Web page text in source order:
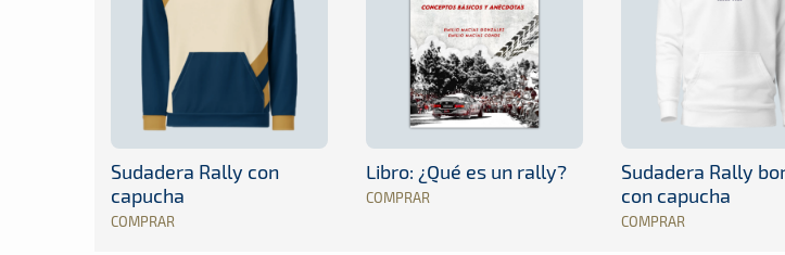
Sudadera Rally con
capucha
COMPRAR
Libro: ¿Qué es un rally?
COMPRAR
Sudadera Rally
con capucha
COMPRAR